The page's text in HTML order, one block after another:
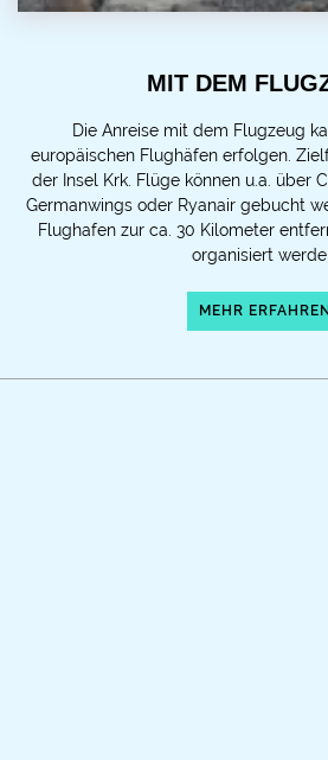
MIT DEM
Die Anreise mit dem Flugzeug
europäischen Flughäfen erfolgen.
der Insel Krk. Flüge können u.a. über
Germanwings oder Ryanair gebucht
Flughafen zur ca. 30 Kilometer
organisiert
MEHR ERFAHREN